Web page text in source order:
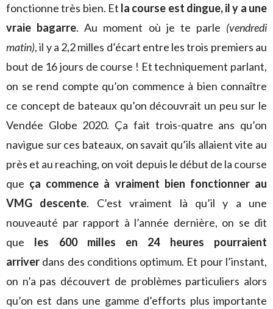
fonctionne très bien. Et la course est dingue, il y a une
vraie bagarre. Au moment où je te parle (vendredi
matin), il y a 2,2 milles d’écart entre les trois premiers au
bout de 16 jours de course ! Et techniquement parlant,
on se rend compte qu’on commence à bien connaître
ce concept de bateaux qu’on découvrait un peu sur le
Vendée Globe 2020. Ça fait trois-quatre ans qu’on
navigue sur ces bateaux, on savait qu’ils allaient vite au
près et au reaching, on voit depuis le début de la course
que ça commence à vraiment bien fonctionner au
VMG descente. C’est vraiment là qu’il y a une
nouveauté par rapport à l’année dernière, on se dit
que les 600 milles en 24 heures pourraient
arriver dans des conditions optimum. Et pour l’instant,
on n’a pas découvert de problèmes particuliers alors
qu’on est dans une gamme d’efforts plus importante